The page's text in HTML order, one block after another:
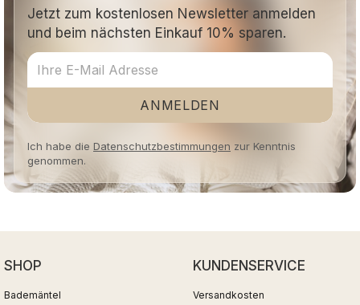
Jetzt zum kostenlosen Newsletter anmelden
und beim nächsten Einkauf 10% sparen.
ANMELDEN
Ich habe die Datenschutzbestimmungen zur Kenntnis
genommen.
SHOP
Bademäntel
KUNDENSERVICE
Versandkosten